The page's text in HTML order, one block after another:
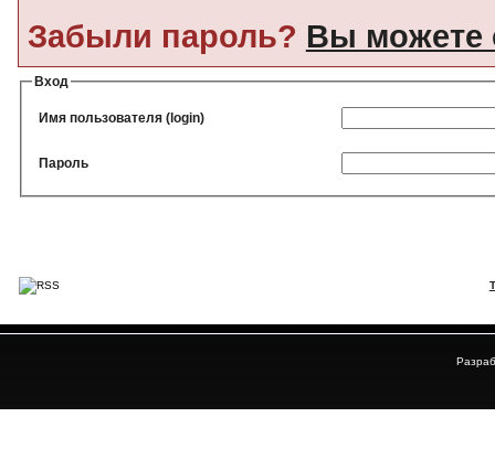
Забыли пароль? Вы можете
Вход
Имя пользователя (login)
Пароль